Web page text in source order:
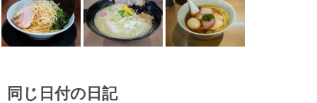
同じ日付の日記